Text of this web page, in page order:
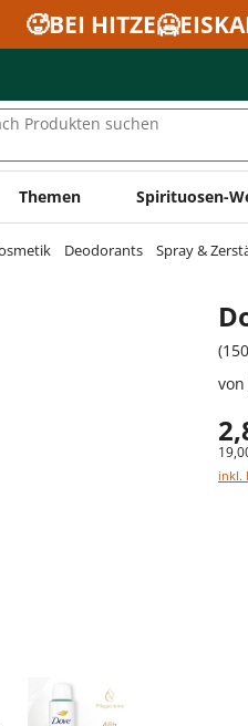
🥵BEI
Produkten suchen
Themen Spirituosen-
Deodorants Spray &
von
inkl.